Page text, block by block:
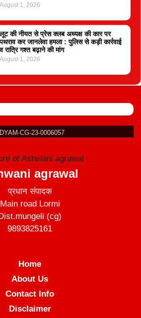
August 1, 2026
की नीयत से प्रेस क्लब अध्यक्ष की कार पर
कर जानलेवा हमला : पुलिस से कड़ी कार्रवाई
रात्रि गश्त बढ़ाने की मांग
August 1, 2026
CG-23-0006057
agrawal
प्रधान संपादक
Main road Lormi
(cg)
9893825161
Home
About Us
Contact Info
Disclaimer